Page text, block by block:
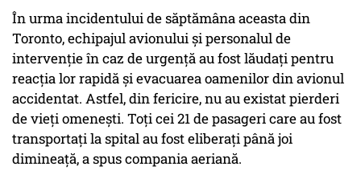
În urma incidentului de săptămâna aceasta din
Toronto, echipajul avionului și personalul de
intervenție în caz de urgență au fost lăudați pentru
reacția lor rapidă și evacuarea oamenilor din avionul
accidentat. Astfel, din fericire, nu au existat pierderi
de vieți omenești. Toți cei 21 de pasageri care au fost
transportați la spital au fost eliberați până joi
dimineață, a spus compania aeriană.